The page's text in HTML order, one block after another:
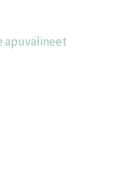
apuvälineet